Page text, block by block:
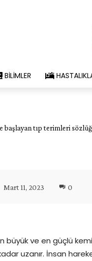
BILIMLER
başlayan tıp terimleri
Mart 11, 2023 0
büyük ve en güçlü
uzanır. İnsan